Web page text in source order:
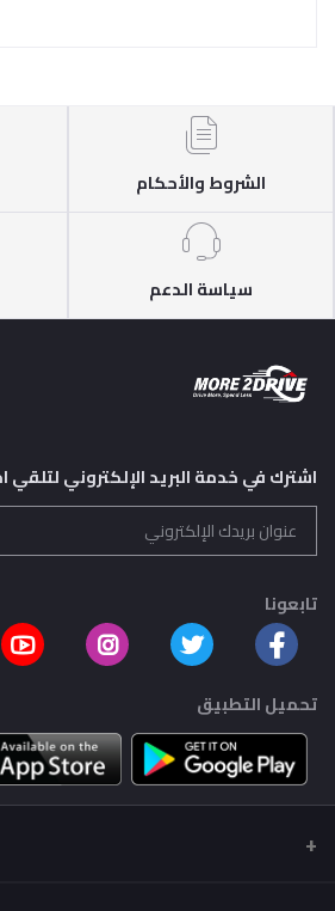
الشروط والأحكام
سياسة الدعم
اشترك في خدمة البريد الإلكتروني لتلقي
تابعونا
تحميل التطبيق